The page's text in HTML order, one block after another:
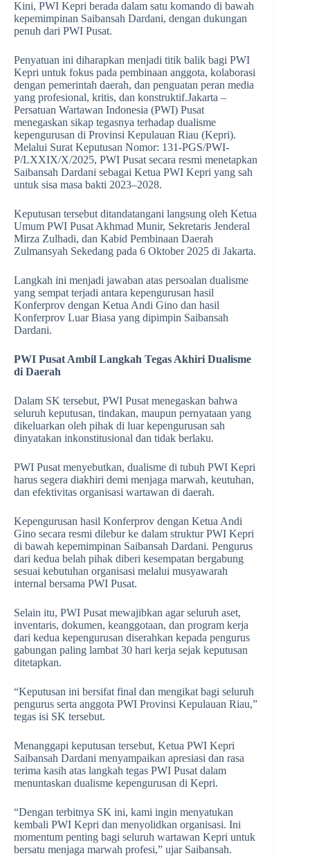
Kini, PWI Kepri berada dalam satu komando di bawah
kepemimpinan Saibansah Dardani, dengan dukungan
penuh dari PWI Pusat.
Penyatuan ini diharapkan menjadi titik balik bagi PWI
Kepri untuk fokus pada pembinaan anggota, kolaborasi
dengan pemerintah daerah, dan penguatan peran media
yang profesional, kritis, dan konstruktif.Jakarta –
Persatuan Wartawan Indonesia (PWI) Pusat
menegaskan sikap tegasnya terhadap dualisme
kepengurusan di Provinsi Kepulauan Riau (Kepri).
Melalui Surat Keputusan Nomor: 131-PGS/PWI-
P/LXXIX/X/2025, PWI Pusat secara resmi menetapkan
Saibansah Dardani sebagai Ketua PWI Kepri yang sah
untuk sisa masa bakti 2023–2028.
Keputusan tersebut ditandatangani langsung oleh Ketua
Umum PWI Pusat Akhmad Munir, Sekretaris Jenderal
Mirza Zulhadi, dan Kabid Pembinaan Daerah
Zulmansyah Sekedang pada 6 Oktober 2025 di Jakarta.
Langkah ini menjadi jawaban atas persoalan dualisme
yang sempat terjadi antara kepengurusan hasil
Konferprov dengan Ketua Andi Gino dan hasil
Konferprov Luar Biasa yang dipimpin Saibansah
Dardani.
PWI Pusat Ambil Langkah Tegas Akhiri Dualisme
di Daerah
Dalam SK tersebut, PWI Pusat menegaskan bahwa
seluruh keputusan, tindakan, maupun pernyataan yang
dikeluarkan oleh pihak di luar kepengurusan sah
dinyatakan inkonstitusional dan tidak berlaku.
PWI Pusat menyebutkan, dualisme di tubuh PWI Kepri
harus segera diakhiri demi menjaga marwah, keutuhan,
dan efektivitas organisasi wartawan di daerah.
Kepengurusan hasil Konferprov dengan Ketua Andi
Gino secara resmi dilebur ke dalam struktur PWI Kepri
di bawah kepemimpinan Saibansah Dardani. Pengurus
dari kedua belah pihak diberi kesempatan bergabung
sesuai kebutuhan organisasi melalui musyawarah
internal bersama PWI Pusat.
Selain itu, PWI Pusat mewajibkan agar seluruh aset,
inventaris, dokumen, keanggotaan, dan program kerja
dari kedua kepengurusan diserahkan kepada pengurus
gabungan paling lambat 30 hari kerja sejak keputusan
ditetapkan.
“Keputusan ini bersifat final dan mengikat bagi seluruh
pengurus serta anggota PWI Provinsi Kepulauan Riau,”
tegas isi SK tersebut.
Menanggapi keputusan tersebut, Ketua PWI Kepri
Saibansah Dardani menyampaikan apresiasi dan rasa
terima kasih atas langkah tegas PWI Pusat dalam
menuntaskan dualisme kepengurusan di Kepri.
“Dengan terbitnya SK ini, kami ingin menyatukan
kembali PWI Kepri dan menyolidkan organisasi. Ini
momentum penting bagi seluruh wartawan Kepri untuk
bersatu menjaga marwah profesi,” ujar Saibansah.